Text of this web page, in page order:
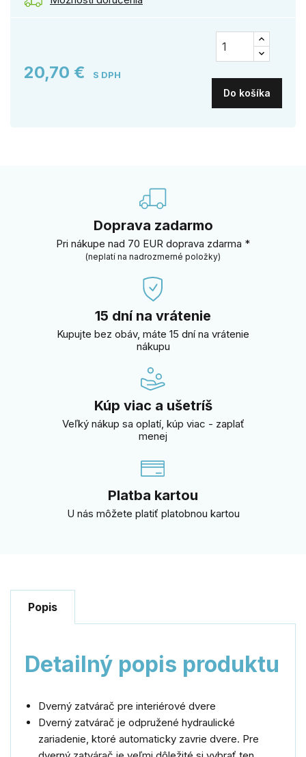
20,70 € S DPH
Do košíka
Doprava zadarmo
Pri nákupe nad 70 EUR doprava zdarma *
(neplatí na nadrozmerné položky)
15 dní na vrátenie
Kupujte bez obáv, máte 15 dní na vrátenie
nákupu
Kúp viac a ušetríš
Veľký nákup sa oplatí, kúp viac - zaplať
menej
Platba kartou
U nás môžete platiť platobnou kartou
Popis
Detailný popis produktu
Dverný zatvárač pre interiérové dvere
Dverný zatvárač je odpružené hydraulické
zariadenie, ktoré automaticky zavrie dvere. Pre